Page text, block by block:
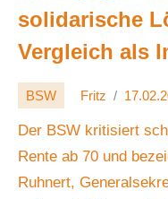
solidarische
Vergleich als
BSW Fritz
Der BSW kritisiert
Rente ab 70 und
Ruhnert,